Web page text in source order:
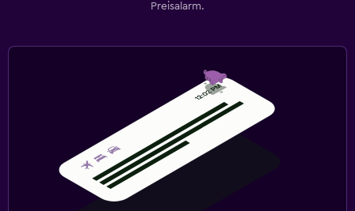
Preisalarm.